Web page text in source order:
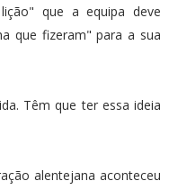
que a equipa deve
que fizeram" para a sua
Têm que ter essa ideia
alentejana aconteceu